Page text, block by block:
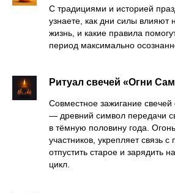
С традициями и историей
узнаете, как дни силы влияют
жизнь, и какие правила
период максимально
Ритуал свечей «Огни
Совместное зажигание свечей
— древний символ передачи
в тёмную половину года.
участников, укрепляет связь
отпустить старое и зарядить
цикл.